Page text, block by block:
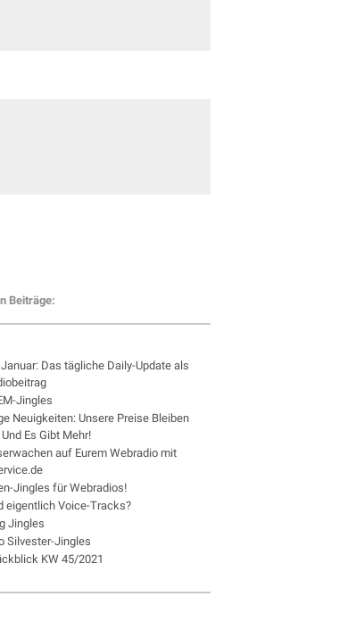
Beiträge:
Das tägliche Daily-Update als
Jingles
Neuigkeiten: Unsere Preise Bleiben
Es Gibt Mehr!
auf Eurem Webradio mit
Jingles für Webradios!
eigentlich Voice-Tracks?
Jingles
Silvester-Jingles
KW 45/2021